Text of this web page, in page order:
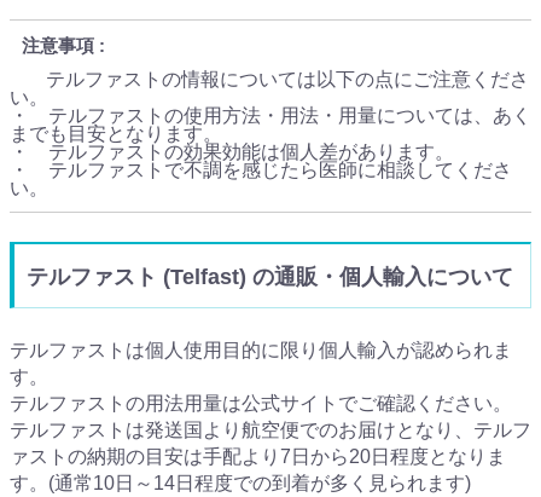
注意事項
テルファストの情報については以下の点にご注意くださ
い。
・ テルファストの使用方法・用法・用量については、あく
までも目安となります。
・ テルファストの効果効能は個人差があります。
・ テルファストで不調を感じたら医師に相談してくださ
い。
テルファスト (Telfast) の通販・個人輸入について
テルファストは個人使用目的に限り個人輸入が認められま
す。
テルファストの用法用量は公式サイトでご確認ください。
テルファストは発送国より航空便でのお届けとなり、テルフ
ァストの納期の目安は手配より7日から20日程度となりま
す。(通常10日～14日程度での到着が多く見られます)